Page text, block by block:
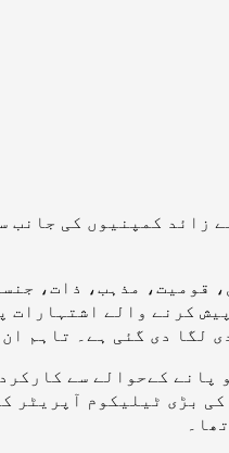
کمپنیوں کی
قومیت، مذہب، ذات،
کرنے والے
لگا دی گئی ہے۔ تاہم
کےحوالے سے
بڑی ٹیلیکوم آپریٹر